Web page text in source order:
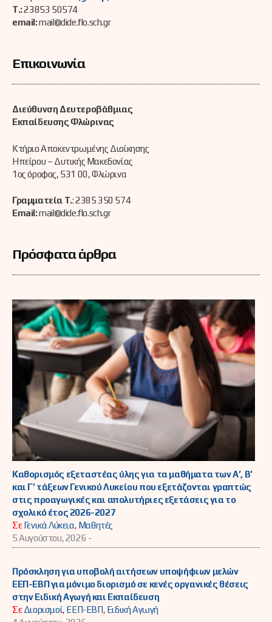
Τ.:23853 50574
email:mail@dide.flo.sch.gr
Επικοινωνία
Διεύθυνση Δευτεροβάθμιας
Εκπαίδευσης Φλώρινας
Κτήριο Αποκεντρωμένης Διοίκησης
Ηπείρου – Δυτικής Μακεδονίας
1ος όροφος, 531 00, Φλώρινα
Γραμματεία Τ.: 2385 350 574
Email:mail@dide.flo.sch.gr
Πρόσφατα άρθρα
Καθορισμός εξεταστέας ύλης για τα μαθήματα των Α’, Β’
και Γ’ τάξεων Γενικού Λυκείου που εξετάζονται γραπτώς
στις προαγωγικές και απολυτήριες εξετάσεις για το
σχολικό έτος 2026-2027
ΣεΓενικά Λύκεια, Μαθητές
5 Αυγούστου, 2026 -
Πρόσκληση για υποβολή αιτήσεων υποψήφιων μελών
ΕΕΠ-ΕΒΠ για μόνιμο διορισμό σε κενές οργανικές θέσεις
στην Ειδική Αγωγή και Εκπαίδευση
ΣεΔιορισμοί, ΕΕΠ-ΕΒΠ, Ειδική Αγωγή